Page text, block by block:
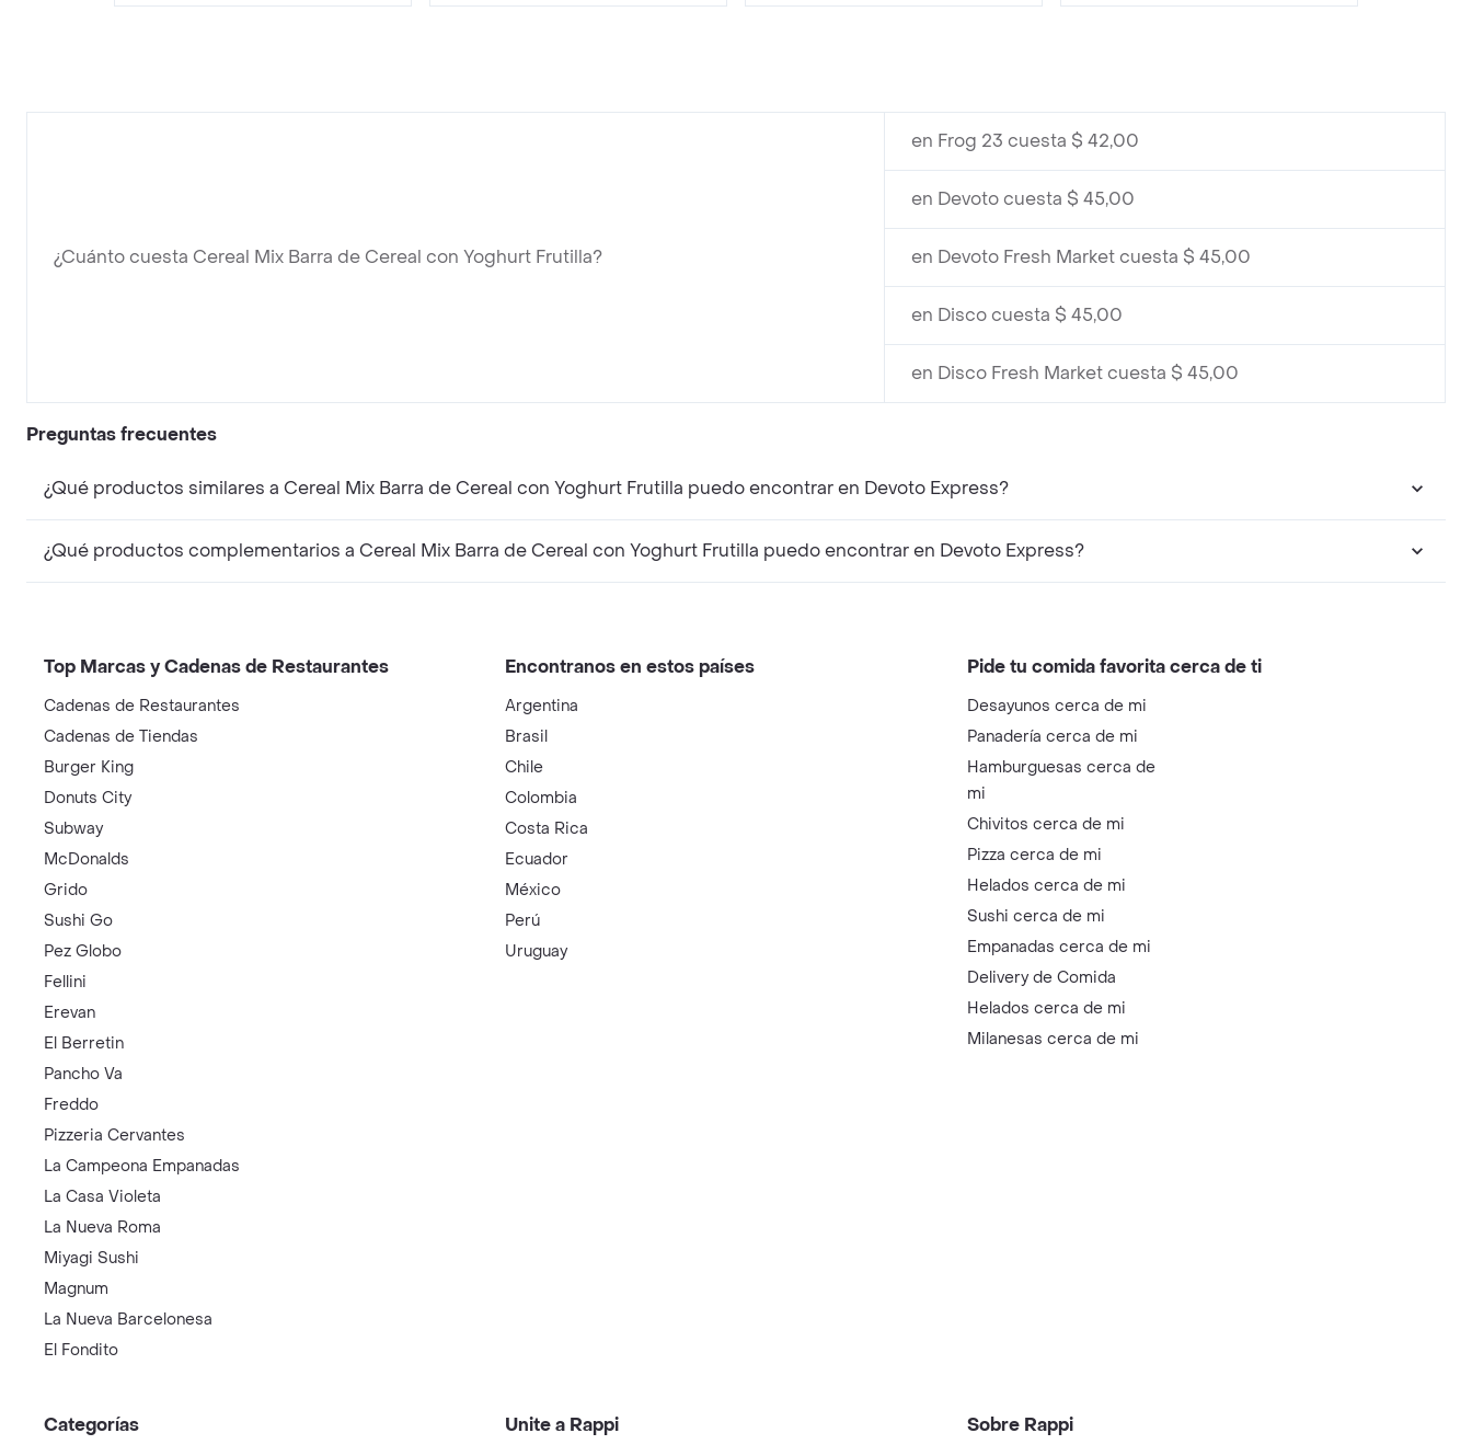
¿Cuánto cuesta Cereal Mix Barra de Cereal con Yoghurt Frutilla?
en Frog 23 cuesta $ 42,00
en Devoto cuesta $ 45,00
en Devoto Fresh Market cuesta $ 45,00
en Disco cuesta $ 45,00
en Disco Fresh Market cuesta $ 45,00
Preguntas frecuentes
¿Qué productos similares a Cereal Mix Barra de Cereal con Yoghurt Frutilla puedo encontrar en Devoto Express?
¿Qué productos complementarios a Cereal Mix Barra de Cereal con Yoghurt Frutilla puedo encontrar en Devoto Express?
Top Marcas y Cadenas de Restaurantes
Cadenas de Restaurantes
Cadenas de Tiendas
Burger King
Donuts City
Subway
McDonalds
Grido
Sushi Go
Pez Globo
Fellini
Erevan
El Berretin
Pancho Va
Freddo
Pizzeria Cervantes
La Campeona Empanadas
La Casa Violeta
La Nueva Roma
Miyagi Sushi
Magnum
La Nueva Barcelonesa
El Fondito
Encontranos en estos países
Argentina
Brasil
Chile
Colombia
Costa Rica
Ecuador
México
Perú
Uruguay
Pide tu comida favorita cerca de ti
Desayunos cerca de mi
Panadería cerca de mi
Hamburguesas cerca de
mi
Chivitos cerca de mi
Pizza cerca de mi
Helados cerca de mi
Sushi cerca de mi
Empanadas cerca de mi
Delivery de Comida
Helados cerca de mi
Milanesas cerca de mi
Categorías Unite a Rappi Sobre Rappi